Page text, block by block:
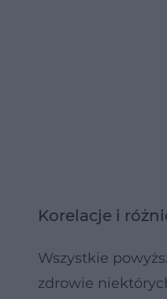
Korelacje i
Wszystkie
zdrowie